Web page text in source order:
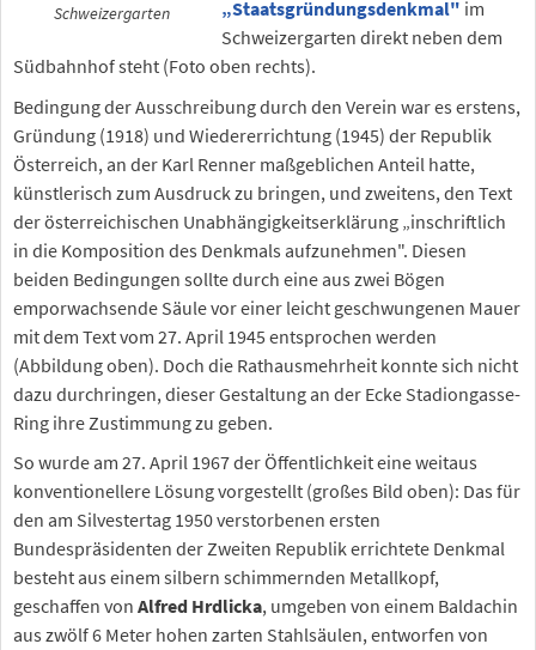
Schweizergarten
„Staatsgründungsdenkmal" im
Schweizergarten direkt neben dem
Südbahnhof steht (Foto oben rechts).
Bedingung der Ausschreibung durch den Verein war es erstens,
Gründung (1918) und Wiedererrichtung (1945) der Republik
Österreich, an der Karl Renner maßgeblichen Anteil hatte,
künstlerisch zum Ausdruck zu bringen, und zweitens, den Text
der österreichischen Unabhängigkeitserklärung „inschriftlich
in die Komposition des Denkmals aufzunehmen". Diesen
beiden Bedingungen sollte durch eine aus zwei Bögen
emporwachsende Säule vor einer leicht geschwungenen Mauer
mit dem Text vom 27. April 1945 entsprochen werden
(Abbildung oben). Doch die Rathausmehrheit konnte sich nicht
dazu durchringen, dieser Gestaltung an der Ecke Stadiongasse-
Ring ihre Zustimmung zu geben.
So wurde am 27. April 1967 der Öffentlichkeit eine weitaus
konventionellere Lösung vorgestellt (großes Bild oben): Das für
den am Silvestertag 1950 verstorbenen ersten
Bundespräsidenten der Zweiten Republik errichtete Denkmal
besteht aus einem silbern schimmernden Metallkopf,
geschaffen von Alfred Hrdlicka, umgeben von einem Baldachin
aus zwölf 6 Meter hohen zarten Stahlsäulen, entworfen von